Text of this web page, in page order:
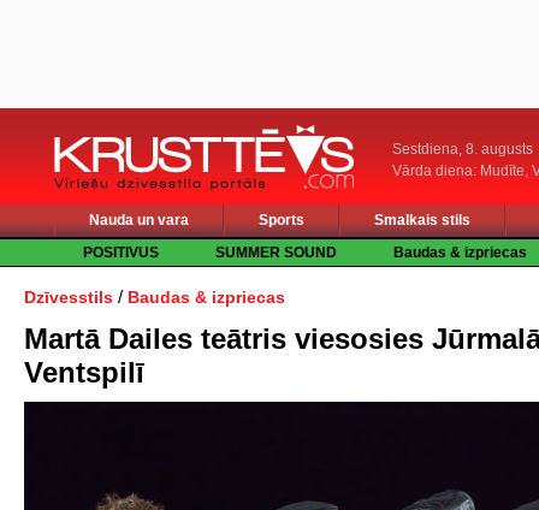
Sestdiena, 8. augusts
Vārda diena: Mudīte,
Nauda un vara Sports
Smalkais stils
POSITIVUS
SUMMER SOUND Baudas & izpriecas
Dzīvesstils / Baudas & izpriecas
Martā Dailes teātris viesosies
Ventspilī